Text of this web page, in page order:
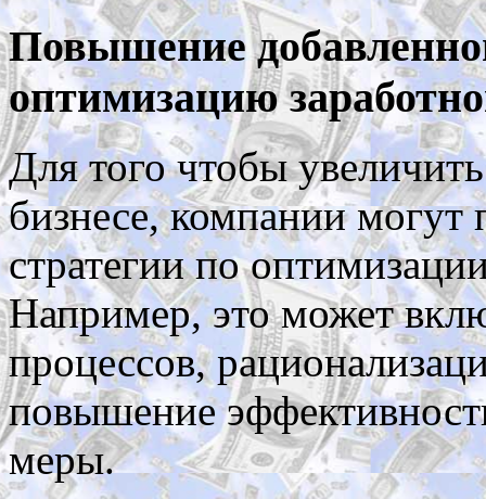
Повышение
оптимизацию
Для того чтобы
бизнесе, компании могут
стратегии по
Например, это может
процессов,
повышение
меры.